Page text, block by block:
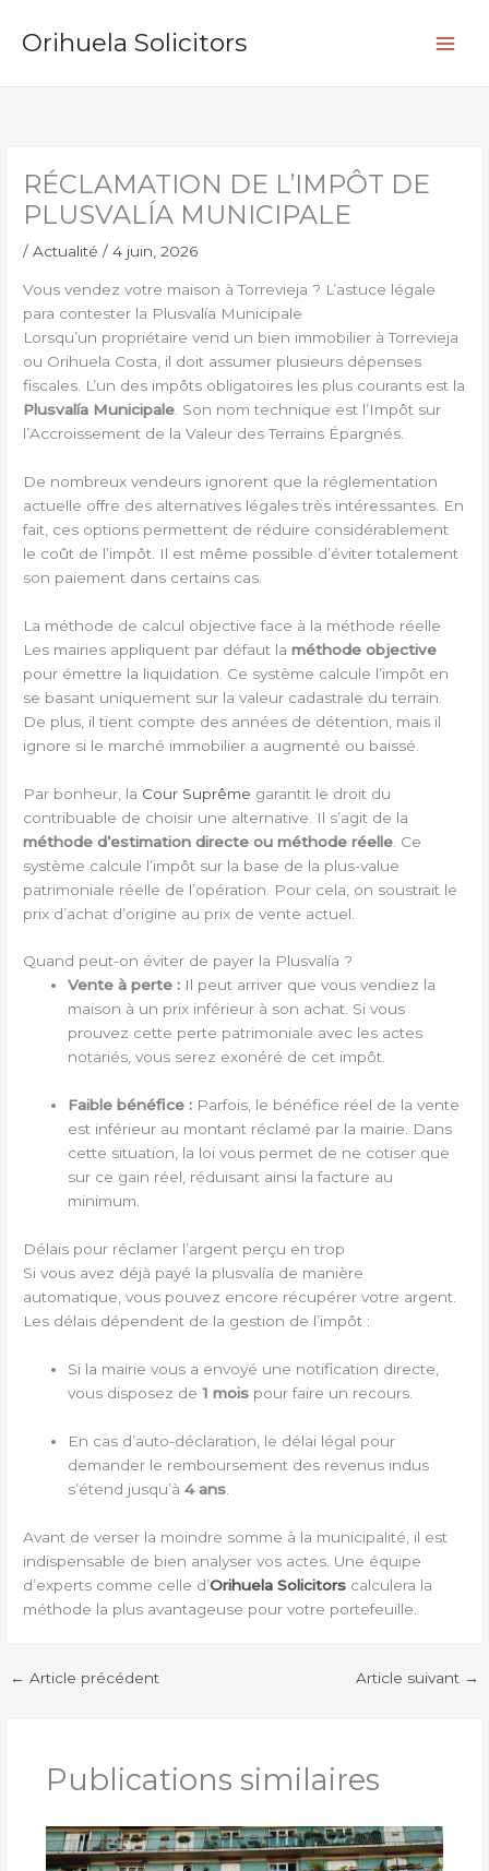
Orihuela Solicitors
RÉCLAMATION DE L’IMPÔT DE
PLUSVALÍA MUNICIPALE
/Actualité /4 juin, 2026
Vous vendez votre maison à Torrevieja ? L’astuce légale
para contester la Plusvalía Municipale
Lorsqu’un propriétaire vend un bien immobilier à Torrevieja
ou Orihuela Costa, il doit assumer plusieurs dépenses
fiscales. L’un des impôts obligatoires les plus courants est la
Plusvalía Municipale . Son nom technique est l’Impôt sur
l’Accroissement de la Valeur des Terrains Épargnés.
De nombreux vendeurs ignorent que la réglementation
actuelle offre des alternatives légales très intéressantes. En
fait, ces options permettent de réduire considérablement
le coût de l’impôt. Il est même possible d’éviter totalement
son paiement dans certains cas.
La méthode de calcul objective face à la méthode réelle
Les mairies appliquent par défaut laméthode objective
pour émettre la liquidation. Ce système calcule l’impôt en
se basant uniquement sur la valeur cadastrale du terrain.
De plus, il tient compte des années de détention, mais il
ignore si le marché immobilier a augmenté ou baissé.
Par bonheur, la Cour Suprême garantit le droit du
contribuable de choisir une alternative. Il s’agit de la
méthode d’estimation directe ou méthode réelle . Ce
système calcule l’impôt sur la base de la plus-value
patrimoniale réelle de l’opération. Pour cela, on soustrait le
prix d’achat d’origine au prix de vente actuel.
Quand peut-on éviter de payer la Plusvalía ?
Vente à perte : Il peut arriver que vous vendiez la
maison à un prix inférieur à son achat. Si vous
prouvez cette perte patrimoniale avec les actes
notariés, vous serez exonéré de cet impôt.
Faible bénéfice : Parfois, le bénéfice réel de la vente
est inférieur au montant réclamé par la mairie. Dans
cette situation, la loi vous permet de ne cotiser que
sur ce gain réel, réduisant ainsi la facture au
minimum.
Délais pour réclamer l’argent perçu en trop
Si vous avez déjà payé la plusvalía de manière
automatique, vous pouvez encore récupérer votre argent.
Les délais dépendent de la gestion de l’impôt :
Si la mairie vous a envoyé une notification directe,
vous disposez de1 mois pour faire un recours.
En cas d’auto-déclaration, le délai légal pour
demander le remboursement des revenus indus
s’étend jusqu’à4 ans
Avant de verser la moindre somme à la municipalité, il est
indispensable de bien analyser vos actes. Une équipe
d’experts comme celle d’Orihuela Solicitors calculera la
méthode la plus avantageuse pour votre portefeuille.
← Article précédent Article suivant →
Publications similaires
e
c
h
e